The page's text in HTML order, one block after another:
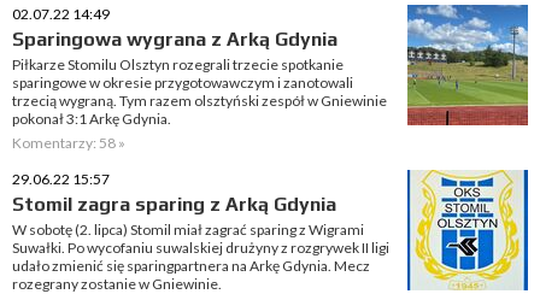
02.07.22 14:49
Sparingowa wygrana z Arką Gdynia
Piłkarze Stomilu Olsztyn rozegrali trzecie spotkanie
sparingowe w okresie przygotowawczym i zanotowali
trzecią wygraną. Tym razem olsztyński zespół w Gniewinie
pokonał 3:1 Arkę Gdynia.
Komentarzy: 58 »
29.06.22 15:57
Stomil zagra sparing z Arką Gdynia
W sobotę (2. lipca) Stomil miał zagrać sparing z Wigrami
Suwałki. Po wycofaniu suwalskiej drużyny z rozgrywek II ligi
udało zmienić się sparingpartnera na Arkę Gdynia. Mecz
rozegrany zostanie w Gniewinie.